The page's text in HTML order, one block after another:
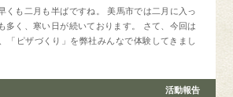
活動報告
くも二月も半ばですね。 美馬市では二月に入っ
多く、寒い日が続いております。 さて、今回は
「ピザづくり」を弊社みんなで体験してきまし